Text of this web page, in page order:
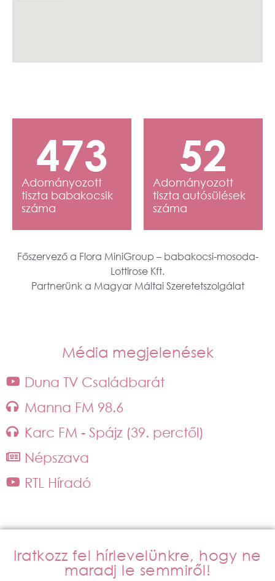
Adományozott
tiszta babakocsik
száma
473
Adományozott
tiszta autósülések
száma
52
Főszervező a Flora MiniGroup – babakocsi-mosoda-
Lottirose Kft.
Partnerünk a Magyar Máltai Szeretetszolgálat
Média megjelenések
Duna TV Családbarát
Manna FM 98.6
Karc FM - Spájz (39. perctől)
Népszava
RTL Híradó
Iratkozz fel hírlevelünkre, hogy ne
maradj le semmiről!